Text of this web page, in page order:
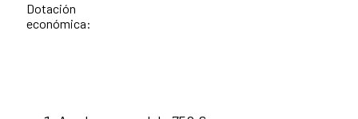
Dotación
económica: